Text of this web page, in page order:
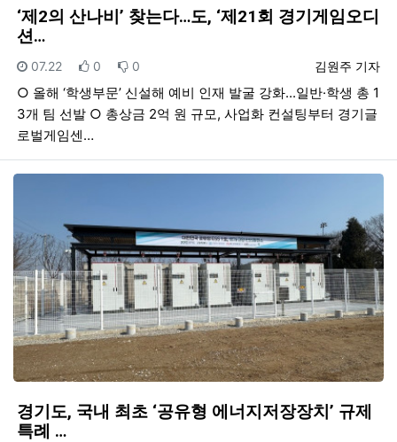
‘제2의 산나비’ 찾는다…도, ‘제21회 경기게임오디
션…
등록자
김원주 기자
등록일
07.22 추천
0 비추천
0
○ 올해 ‘학생부문’ 신설해 예비 인재 발굴 강화...일반·학생 총 1
3개 팀 선발 ○ 총상금 2억 원 규모, 사업화 컨설팅부터 경기글
로벌게임센…
경기도, 국내 최초 ‘공유형 에너지저장장치’ 규제
특례 …